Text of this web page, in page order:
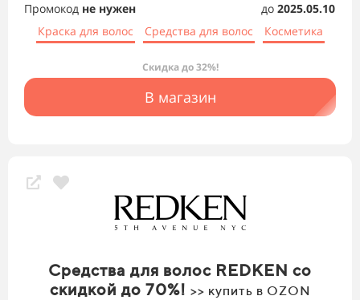
Промокод не нужен до 2025.05.10
Краска для волос
Средства для волос Косметика
Скидка до 32%!
В магазин
Средства для волос REDKEN со
скидкой до 70%! >> купить в OZON